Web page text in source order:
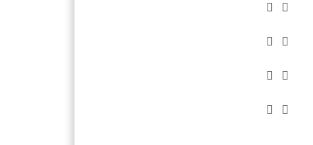







